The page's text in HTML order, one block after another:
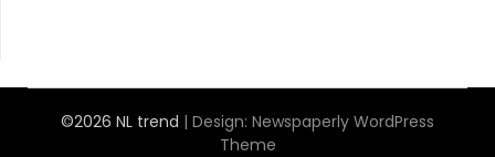
©2026 NL trend | Design: Newspaperly WordPress
Theme